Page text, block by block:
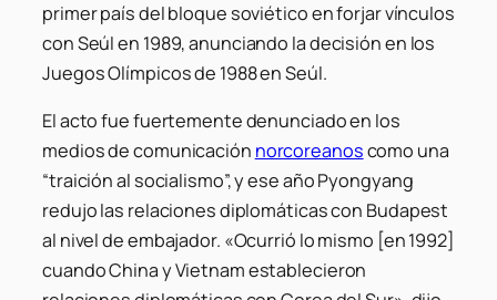
primer país del bloque soviético en forjar vínculos
con Seúl en 1989, anunciando la decisión en los
Juegos Olímpicos de 1988 en Seúl.
El acto fue fuertemente denunciado en los
medios de comunicación norcoreanoscomo una
“traición al socialismo”, y ese año Pyongyang
redujo las relaciones diplomáticas con Budapest
al nivel de embajador. «Ocurrió lo mismo [en 1992]
cuando China y Vietnam establecieron